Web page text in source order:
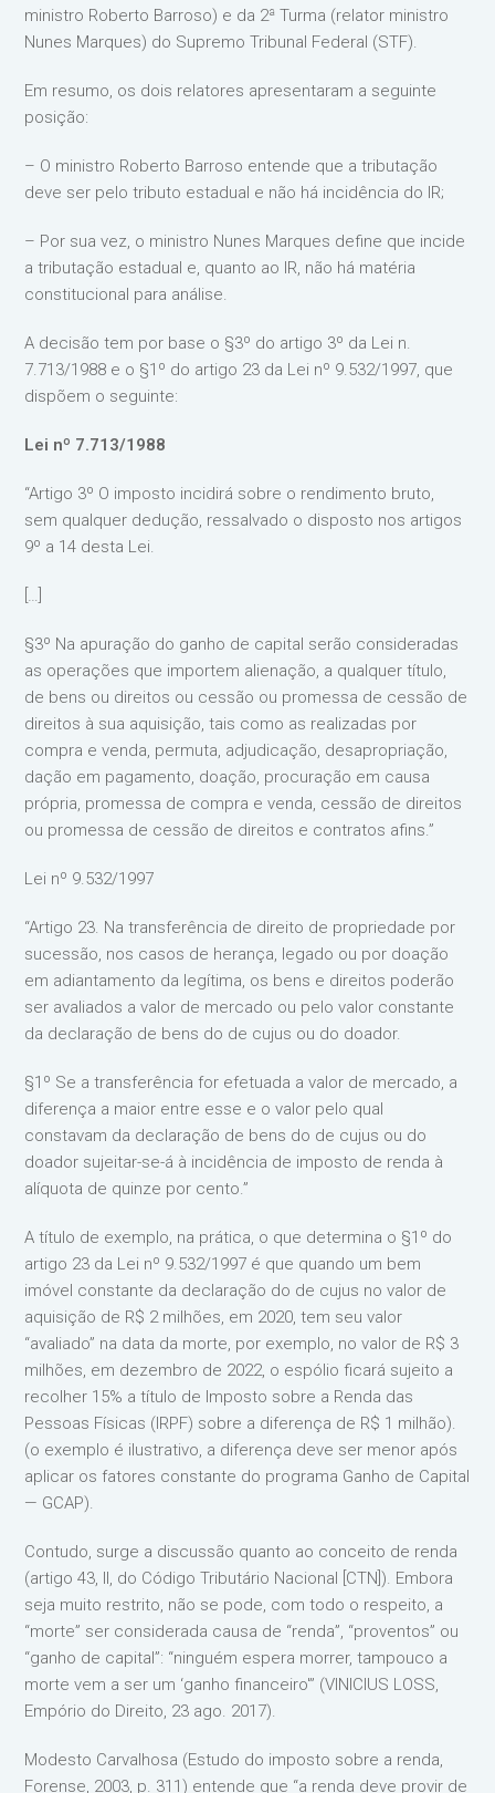
ministro Roberto Barroso) e da 2ª Turma (relator ministro
Nunes Marques) do Supremo Tribunal Federal (STF).
Em resumo, os dois relatores apresentaram a seguinte
posição:
– O ministro Roberto Barroso entende que a tributação
deve ser pelo tributo estadual e não há incidência do IR;
– Por sua vez, o ministro Nunes Marques define que incide
a tributação estadual e, quanto ao IR, não há matéria
constitucional para análise.
A decisão tem por base o §3º do artigo 3º da Lei n.
7.713/1988 e o §1º do artigo 23 da Lei nº 9.532/1997, que
dispõem o seguinte:
Lei nº 7.713/1988
“Artigo 3º O imposto incidirá sobre o rendimento bruto,
sem qualquer dedução, ressalvado o disposto nos artigos
9º a 14 desta Lei.
[…]
§3º Na apuração do ganho de capital serão consideradas
as operações que importem alienação, a qualquer título,
de bens ou direitos ou cessão ou promessa de cessão de
direitos à sua aquisição, tais como as realizadas por
compra e venda, permuta, adjudicação, desapropriação,
dação em pagamento, doação, procuração em causa
própria, promessa de compra e venda, cessão de direitos
ou promessa de cessão de direitos e contratos afins.”
Lei nº 9.532/1997
“Artigo 23. Na transferência de direito de propriedade por
sucessão, nos casos de herança, legado ou por doação
em adiantamento da legítima, os bens e direitos poderão
ser avaliados a valor de mercado ou pelo valor constante
da declaração de bens do de cujus ou do doador.
§1º Se a transferência for efetuada a valor de mercado, a
diferença a maior entre esse e o valor pelo qual
constavam da declaração de bens do de cujus ou do
doador sujeitar-se-á à incidência de imposto de renda à
alíquota de quinze por cento.”
A título de exemplo, na prática, o que determina o §1º do
artigo 23 da Lei nº 9.532/1997 é que quando um bem
imóvel constante da declaração do de cujus no valor de
aquisição de R$ 2 milhões, em 2020, tem seu valor
“avaliado” na data da morte, por exemplo, no valor de R$ 3
milhões, em dezembro de 2022, o espólio ficará sujeito a
recolher 15% a título de Imposto sobre a Renda das
Pessoas Físicas (IRPF) sobre a diferença de R$ 1 milhão).
(o exemplo é ilustrativo, a diferença deve ser menor após
aplicar os fatores constante do programa Ganho de Capital
— GCAP).
Contudo, surge a discussão quanto ao conceito de renda
(artigo 43, II, do Código Tributário Nacional [CTN]). Embora
seja muito restrito, não se pode, com todo o respeito, a
“morte” ser considerada causa de “renda”, “proventos” ou
“ganho de capital”: “ninguém espera morrer, tampouco a
morte vem a ser um ‘ganho financeiro'” (VINICIUS LOSS,
Empório do Direito, 23 ago. 2017).
Modesto Carvalhosa (Estudo do imposto sobre a renda,
Forense, 2003, p. 311) entende que “a renda deve provir de